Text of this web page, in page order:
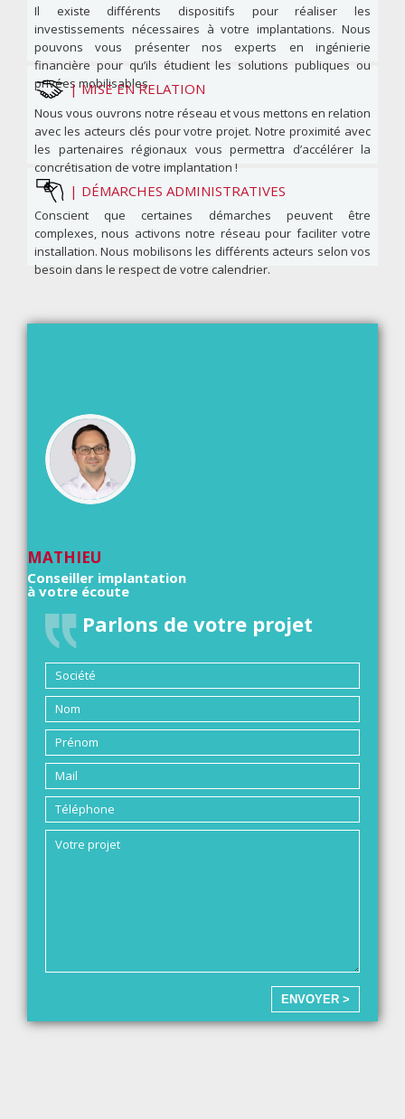
Il existe différents dispositifs pour réaliser les
investissements nécessaires à votre implantations. Nous
pouvons vous présenter nos experts en ingénierie
financière pour qu’ils étudient les solutions publiques ou
privées mobilisables.
|MISE EN RELATION
Nous vous ouvrons notre réseau et vous mettons en relation
avec les acteurs clés pour votre projet. Notre proximité avec
les partenaires régionaux vous permettra d’accélérer la
concrétisation de votre implantation !
| DÉMARCHES ADMINISTRATIVES
Conscient que certaines démarches peuvent être
complexes, nous activons notre réseau pour faciliter votre
installation. Nous mobilisons les différents acteurs selon vos
besoin dans le respect de votre calendrier.
MATHIEU
Conseiller implantation
à votre écoute
Parlons de votre projet
ENVOYER >